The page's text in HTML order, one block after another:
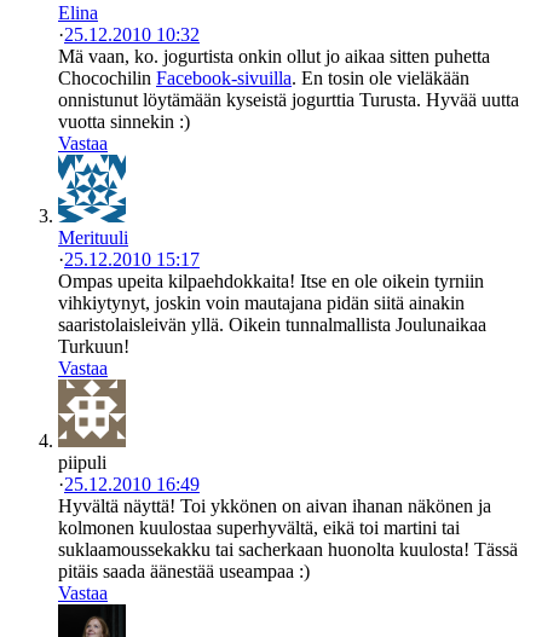
Elina
·25.12.2010 10:32
Mä vaan, ko. jogurtista onkin ollut jo aikaa sitten puhetta
Chocochilin Facebook-sivuilla. En tosin ole vieläkään
onnistunut löytämään kyseistä jogurttia Turusta. Hyvää uutta
vuotta sinnekin :)
Vastaa
Merituuli
·25.12.2010 15:17
Ompas upeita kilpaehdokkaita! Itse en ole oikein tyrniin
vihkiytynyt, joskin voin mautajana pidän siitä ainakin
saaristolaisleivän yllä. Oikein tunnalmallista Joulunaikaa
Turkuun!
Vastaa
piipuli
·25.12.2010 16:49
Hyvältä näyttä! Toi ykkönen on aivan ihanan näkönen ja
kolmonen kuulostaa superhyvältä, eikä toi martini tai
suklaamoussekakku tai sacherkaan huonolta kuulosta! Tässä
pitäis saada äänestää useampaa :)
Vastaa